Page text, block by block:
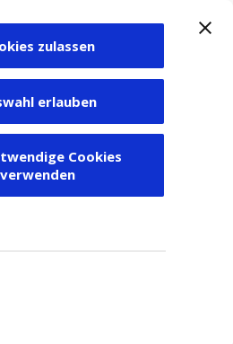
zulassen
erlauben
Cookies
verwenden
Zum Depot
Bereich Chemie-,
basiert